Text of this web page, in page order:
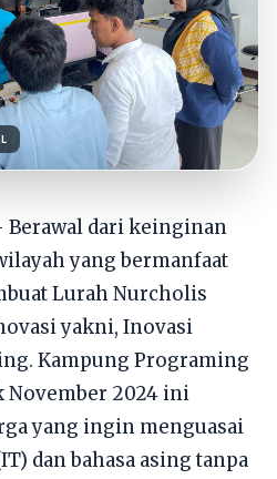
Berawal dari keinginan
yang bermanfaat
Lurah Nurcholis
yakni, Inovasi
Kampung Programing
2024 ini
yang ingin menguasai
dan bahasa asing tanpa